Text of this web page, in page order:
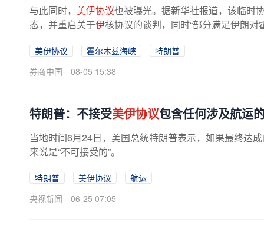
与此同时， 美伊协议也被曝光。据新华社报道，该临时
态，并重启关于伊核协议的谈判，同时“部分满足伊朗
美伊协议 霍尔木兹海峡
特朗普
券商中国
08-05 15:38
特朗普：不接受美伊协议包含任何涉及航运
当地时间6月24日，美国总统特朗普表示，如果最终达
来说是“不可接受的”。
特朗普 美伊协议
航运
央视新闻
06-25 07:05